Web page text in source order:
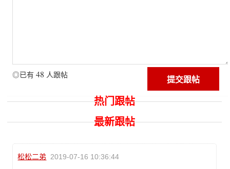
◎已有 48 人跟帖
热门跟帖
最新跟帖
松松二弟 2019-07-16 10:36:44